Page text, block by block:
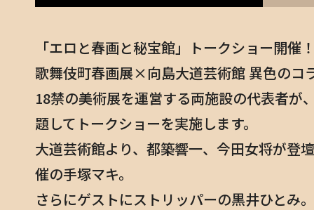
「エロと春画と秘宝館」トークショー開催
歌舞伎町春画展×向島大道芸術館 異色のコ
18禁の美術展を運営する両施設の代表者が
題してトークショーを実施します。
大道芸術館より、都築響一、今田女将が登
催の手塚マキ。
さらにゲストにストリッパーの黒井ひとみ